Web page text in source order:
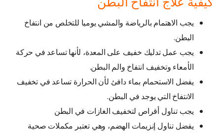
يجب الاهتمام بالرياضة والمشي يوميا للتخلص من انتفاخ
البطن.
يجب عمل تدليك خفيف على المعدة، لأنها تساعد في حركة
الأمعاء وتخفيف انتفاخ والم البطن.
يفضل الاستحمام بماء دافئ لأن الحرارة تساعد في تخفيف
الانتفاخ التي يوجد في البطن.
يجب تناول أقراص لتخفيف الغازات في البطن
يفضل تناول إنزيمات الهضم، وهي تعتبر مكملات صحية